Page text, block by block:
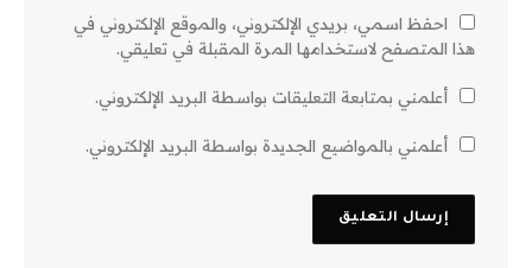
احفظ اسمي، بريدي الإلكتروني، والموقع الإلكتروني في
هذا المتصفح لاستخدامها المرة المقبلة في تعليقي.
أعلمني بمتابعة التعليقات بواسطة البريد الإلكتروني.
أعلمني بالمواضيع الجديدة بواسطة البريد الإلكتروني.